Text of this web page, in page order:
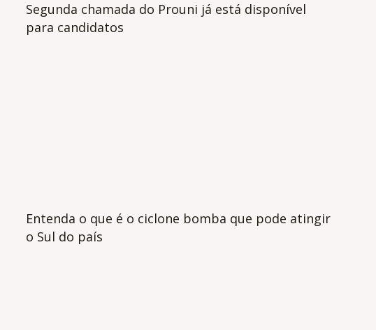
Segunda chamada do Prouni já está disponível
para candidatos
Entenda o que é o ciclone bomba que pode atingir
o Sul do país